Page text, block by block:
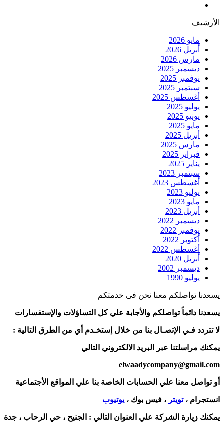
الأرشيف
مايو 2026
أبريل 2026
مارس 2026
ديسمبر 2025
نوفمبر 2025
سبتمبر 2025
أغسطس 2025
يوليو 2025
يونيو 2025
مايو 2025
أبريل 2025
مارس 2025
فبراير 2025
يناير 2025
سبتمبر 2023
أغسطس 2023
يوليو 2023
مايو 2023
أبريل 2023
ديسمبر 2022
نوفمبر 2022
أكتوبر 2022
أغسطس 2022
أبريل 2020
ديسمبر 2002
يوليو 1990
يسعدنا تواصلكم معنا نحن فى خدمتكم
يسعدنا دائماً تواصلكم والأجابة علي كل التساؤلات والإستفسارات
لا تتردد فـي الإتصـال بنا من خلال إستخـدم أي من الطرق التالية :
يمكنك مراسلتنا عبر البريد الالكتروني التالي
elwaadycompany@gmail.com
أو تواصل معنا علي الحسابات الخاصة بنا علي المواقع الأجتماعية
انستجرام ،تويتر ، فيس بوك ، يوتيوب
يمكنك زيارة الشركة علي العنوان التالي : الجنيح ، حي الرحاب ، جدة